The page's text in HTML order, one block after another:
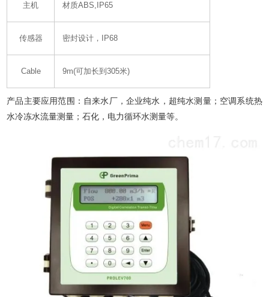
主机 材质ABS,IP65
传感器 密封设计，IP68
Cable 9m(可加长到305米)
产品主要应用范围： 自来水厂，企业纯水，超纯水测量；空调系统热
水冷冻水流量测量；石化，电力循环水测量等。